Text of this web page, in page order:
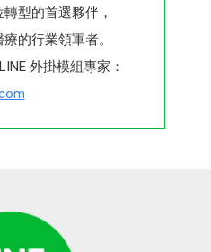
型的首選夥伴，
的行業領軍者。
外掛模組專家：